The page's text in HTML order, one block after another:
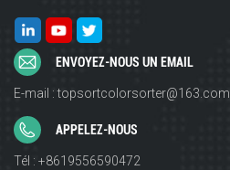
ENVOYEZ-NOUS UN EMAIL
E-mail : topsortcolorsorter@163.com
APPELEZ-NOUS
Tél : +8619556590472